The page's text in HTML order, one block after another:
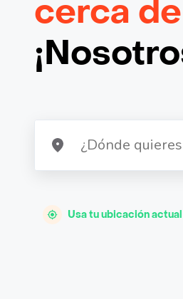
cerca
Usa tu ubicación actual